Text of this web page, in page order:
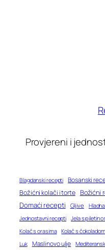
Provjereni i
Blagdanski recepti Bosanski
Božićni kolači i torte Božićni
Domaći recepti Gljive
Jednostavni recepti Jela s
Kolač s orasima Kolač s čokoladom
Luk Maslinovo ulje